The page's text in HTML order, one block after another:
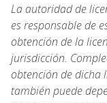
La autoridad de
es responsable de
obtención de la
jurisdicción.
obtención de dicha
también puede